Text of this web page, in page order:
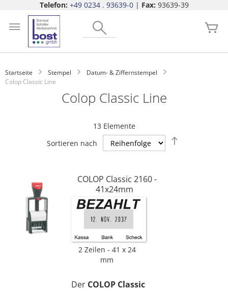
Telefon: +49 0234 . 93639-0| Fax: 93639-39
springen
Startseite Stempel
Datum- & Ziffernstempel
Colop Classic Line
Colop Classic Line
13 Elemente
Sortieren nach
COLOP Classic 2160 -
41x24mm
2 Zeilen
41 x 24
mm
Der COLOP Classic